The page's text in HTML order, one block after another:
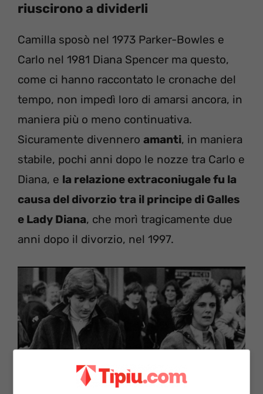
riuscirono a dividerli
Camilla sposò nel 1973 Parker-Bowles e
Carlo nel 1981 Diana Spencer ma questo,
come ci hanno raccontato le cronache del
tempo, non impedì loro di amarsi ancora, in
maniera più o meno continuativa.
Sicuramente divennero amanti, in maniera
stabile, pochi anni dopo le nozze tra Carlo e
Diana, e la relazione extraconiugale fu la
causa del divorzio tra il principe di Galles
e Lady Diana, che morì tragicamente due
anni dopo il divorzio, nel 1997.